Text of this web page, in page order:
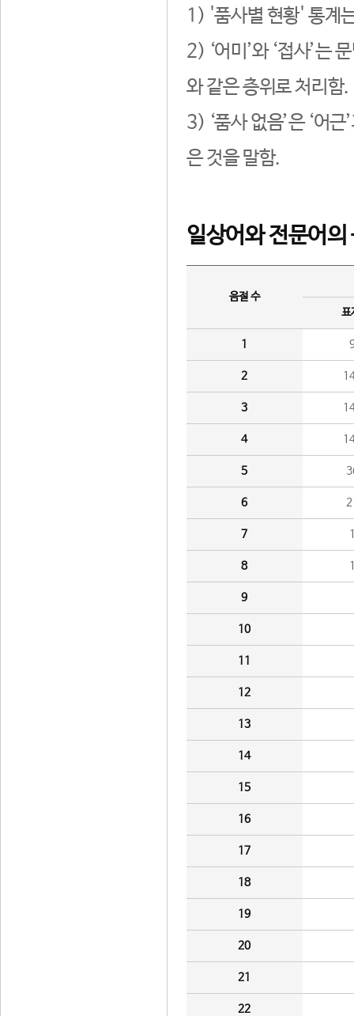
1) '품사별 현황' 통계
2) ‘어미’와 ‘접사’는
와 같은 층위로 처리함.
3) ‘품사 없음’은 ‘어
은 것을 말함.
일상어와 전문어의
음절 수
표
1
2
3
4
5
6
7
8
9
10
11
12
13
14
15
16
17
18
19
20
21
22